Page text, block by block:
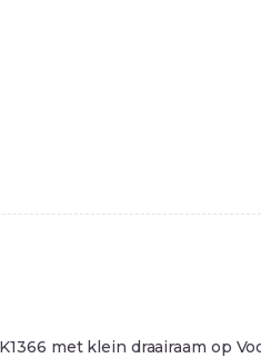
met klein draairaam op